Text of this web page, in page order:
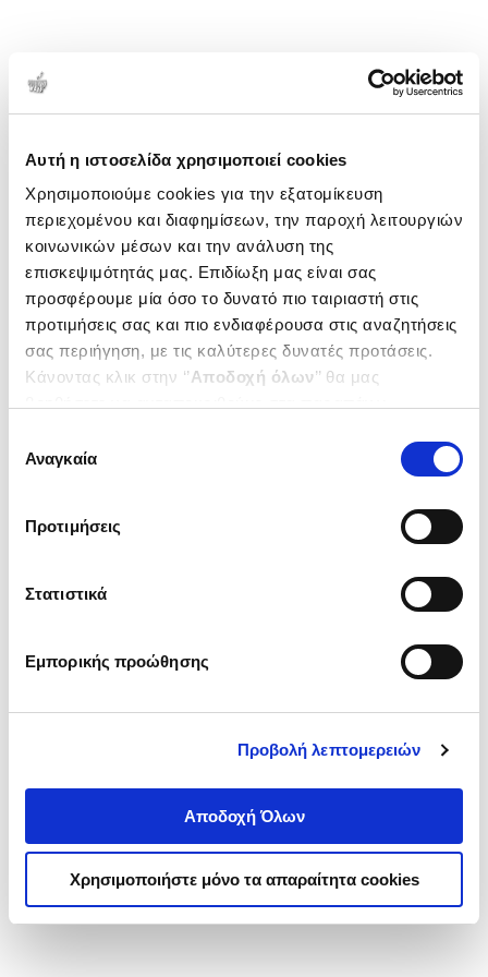
Αυτή η ιστοσελίδα χρησιμοποιεί cookies
Χρησιμοποιούμε cookies για την εξατομίκευση
περιεχομένου και διαφημίσεων, την παροχή λειτουργιών
κοινωνικών μέσων και την ανάλυση της
επισκεψιμότητάς μας. Επιδίωξη μας είναι σας
προσφέρουμε μία όσο το δυνατό πιο ταιριαστή στις
προτιμήσεις σας και πιο ενδιαφέρουσα στις αναζητήσεις
σας περιήγηση, με τις καλύτερες δυνατές προτάσεις.
Κάνοντας κλικ στην ‘’Αποδοχή όλων’’ θα μας
ενδιαφέρουν και να επιλέξετε από τα παρακάτω με την
΄΄και να ενημερωθείτε σχετικά με
συγκατάθεσης
Αναγκαία
Προτιμήσεις
Στατιστικά
Εμπορικής προώθησης
Προβολή λεπτομερειών
Αποδοχή Όλων
Χρησιμοποιήστε μόνο τα απαραίτητα cookies